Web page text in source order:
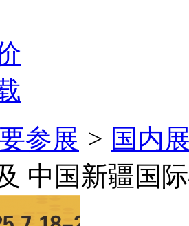
参展 > 国内
中国新疆国